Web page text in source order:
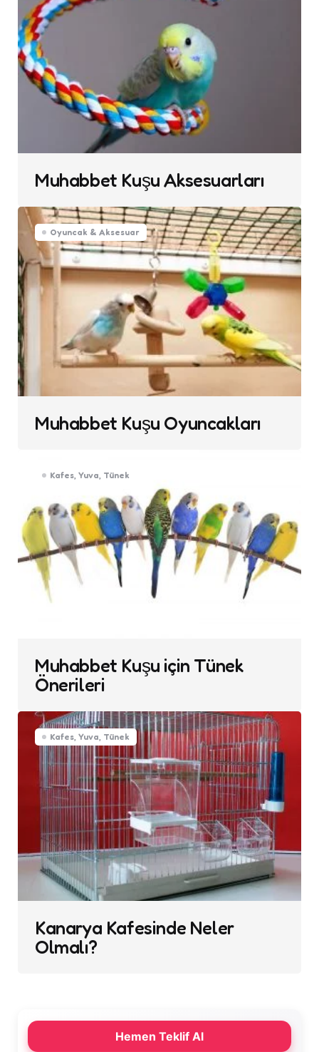
Muhabbet Kuşu Aksesuarları
Oyuncak & Aksesuar
Muhabbet Kuşu Oyuncakları
Kafes, Yuva, Tünek
Muhabbet Kuşu için Tünek
Önerileri
Kafes, Yuva, Tünek
Kanarya Kafesinde Neler
Olmalı?
Hemen Teklif Al